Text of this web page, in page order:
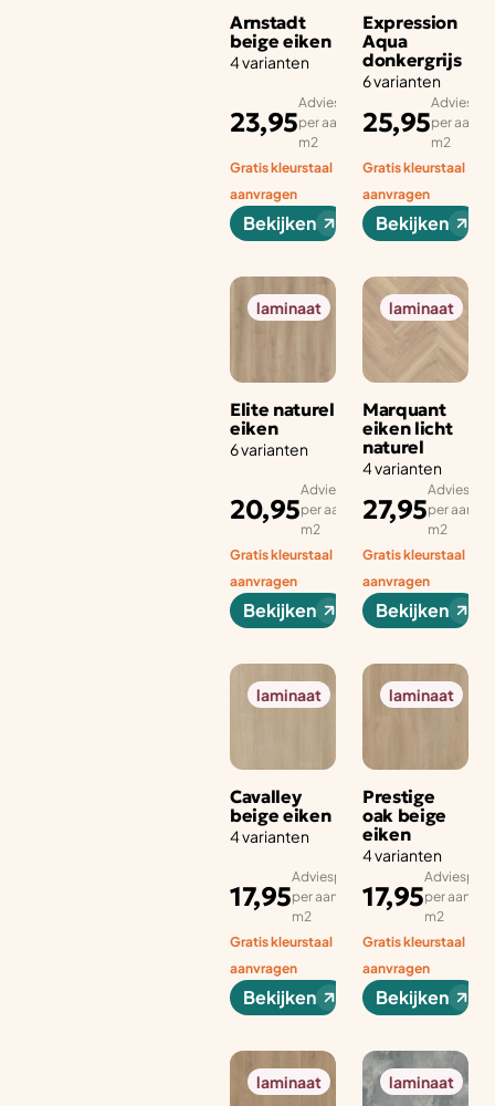
Arnstadt
beige eiken
4 varianten
23,95
Adviesprijs
per aantal
m2
Gratis kleurstaal
aanvragen
Bekijken
Expression
Aqua
donkergrijs
6 varianten
25,95per aantal
m2
Gratis kleurstaal
aanvragen
Bekijken
laminaat
Elite naturel
eiken
6 varianten
20,95
Adviesprijs
per aantal
m2
Gratis kleurstaal
aanvragen
Bekijken
laminaat
Marquant
eiken licht
naturel
4 varianten
27,95
Adviesprijs
per aantal
m2
Gratis kleurstaal
aanvragen
Bekijken
laminaat
Cavalley
beige eiken
4 varianten
17,95
Adviesprijs
per aantal
m2
Gratis kleurstaal
aanvragen
Bekijken
laminaat
Prestige
oak beige
eiken
4 varianten
17,95
Adviesprijs
per aantal
m2
Gratis kleurstaal
aanvragen
Bekijken
laminaat laminaat